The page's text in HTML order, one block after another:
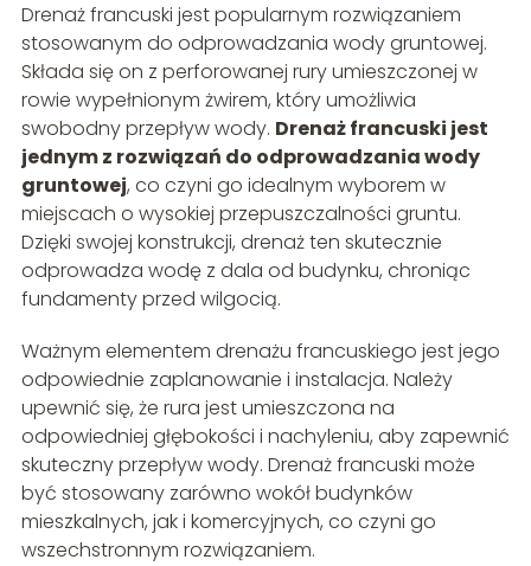
Drenaż francuski jest popularnym rozwiązaniem
stosowanym do odprowadzania wody gruntowej.
Składa się on z perforowanej rury umieszczonej w
rowie wypełnionym żwirem, który umożliwia
swobodny przepływ wody. Drenaż francuski jest
jednym z rozwiązań do odprowadzania wody
gruntowej, co czyni go idealnym wyborem w
miejscach o wysokiej przepuszczalności gruntu.
Dzięki swojej konstrukcji, drenaż ten skutecznie
odprowadza wodę z dala od budynku, chroniąc
fundamenty przed wilgocią.
Ważnym elementem drenażu francuskiego jest jego
odpowiednie zaplanowanie i instalacja. Należy
upewnić się, że rura jest umieszczona na
odpowiedniej głębokości i nachyleniu, aby zapewnić
skuteczny przepływ wody. Drenaż francuski może
być stosowany zarówno wokół budynków
mieszkalnych, jak i komercyjnych, co czyni go
wszechstronnym rozwiązaniem.